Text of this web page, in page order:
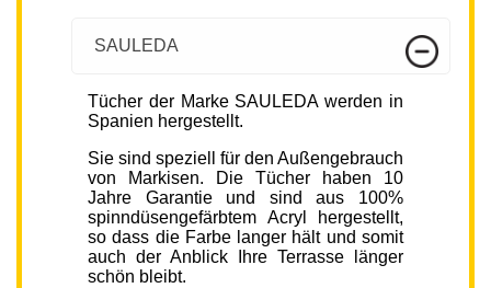
SAULEDA
Tücher der Marke SAULEDA werden in
Spanien hergestellt.
Sie sind speziell für den Außengebrauch
von Markisen. Die Tücher haben 10
Jahre Garantie und sind aus 100%
spinndüsengefärbtem Acryl hergestellt,
so dass die Farbe langer hält und somit
auch der Anblick Ihre Terrasse länger
schön bleibt.